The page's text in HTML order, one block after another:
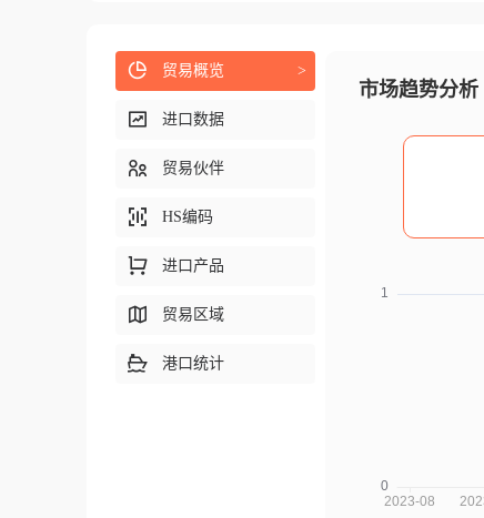
市场趋势分析
贸易概览 >
进口数据
贸易伙伴
HS编码
进口产品
贸易区域
港口统计